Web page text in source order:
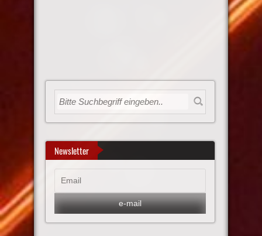
Newsletter